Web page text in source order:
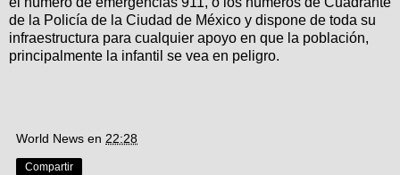
de la Policía de la Ciudad de México y dispone de toda su
infraestructura para cualquier apoyo en que la población,
principalmente la infantil se vea en peligro.
World News en 22:28
Compartir